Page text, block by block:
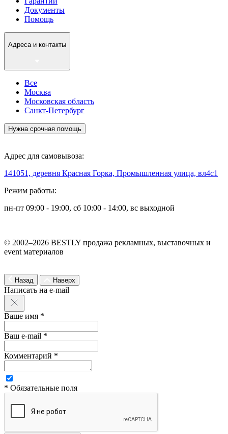
Документы
Помощь
Адреса и контакты
Все
Москва
Московская область
Санкт-Петербург
Нужна срочная помощь
Адрес для самовывоза:
141051, деревня Красная Горка, Промышленная улица, вл4с1
Режим работы:
пн-пт 09:00 - 19:00, сб 10:00 - 14:00, вс выходной
© 2002–2026 BESTLY продажа рекламных, выставочных и
event материалов
Назад Наверх
Написать на e-mail
Ваше имя *
Ваш e-mail *
Комментарий *
* Обязательные поля